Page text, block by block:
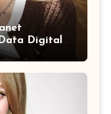
Digital